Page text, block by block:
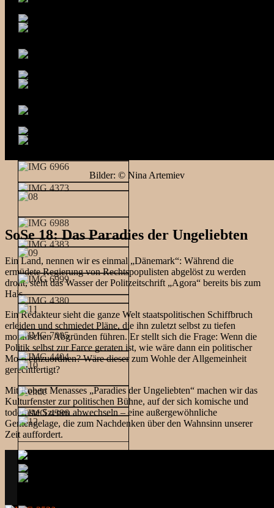
Bilder: © Nina Artemiev
SoSe 18: Das Paradies der Ungeliebten
Ein Land, nennen wir es einmal „Dänemark“: Während die
ermüdete Regierung von Rechtspopulisten abgelöst zu werden
droht, steht das Wasser der Politzeitschrift „Agora“ bereits bis zum
Hals.
Ein Redakteur sieht die ganze Welt staatspolitischen Schiffbruch
erleiden und schmiedet Pläne, die ihn zuletzt selbst zu tiefen
moralischen Abgründen führen. Er stellt sich die Frage: Wenn die
Politik selbst zur Farce geraten ist, wie wäre dann ein politischer
Mord einzuordnen? Wäre dieser zum Wohle der Allgemeinheit
gerechtfertigt?
Mit Robert Menasses „Paradies der Ungeliebten“ machen wir das
Kulturfenster zur politischen Bühne, auf der sich komische und
todernste Szenen abwechseln – eine außergewöhnliche
Gemengelage, die zum Nachdenken über den Wahnsinn unserer
Zeit auffordert.